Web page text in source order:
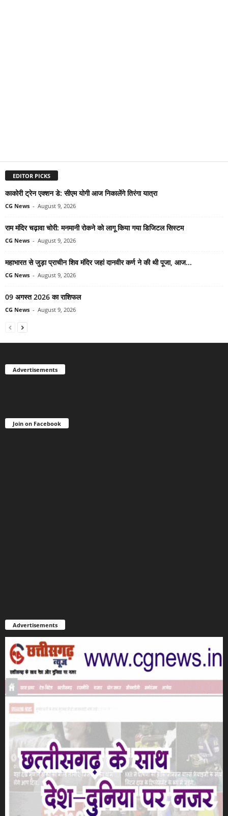
EDITOR PICKS
काकोरी ट्रेन एक्शन डे: सीएम योगी आज निकालेंगे तिरंगा यात्रा
CG News - August 9, 2026
राम मंदिर चढ़ावा चोरी: मनमानी रोकने को लागू किया गया डिजिटल सिस्टम
CG News - August 9, 2026
महाभारत से जुड़ा प्राचीन शिव मंदिर जहां दानवीर कर्ण ने की थी पूजा, आज...
CG News - August 9, 2026
09 अगस्त 2026 का राशिफल
CG News - August 9, 2026
Advertisements
Join on Facebook
Advertisements